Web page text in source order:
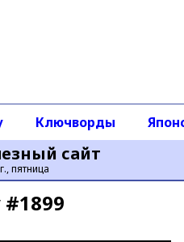
сайт
пятница
Ключворды